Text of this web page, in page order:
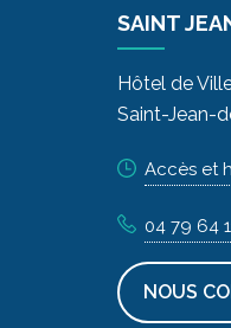
SAINT
Hôtel de
Saint-Jean-
Accès et
04 79 64
NOUS